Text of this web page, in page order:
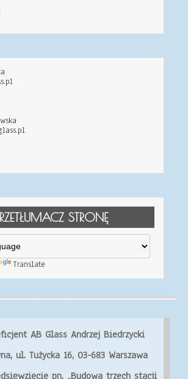
STRONĘ
Translate
AB Glass Andrzej Biedrzycki
ul. Tużycka 16, 03-683 Warszawa
pn. „Budowa trzech stacji